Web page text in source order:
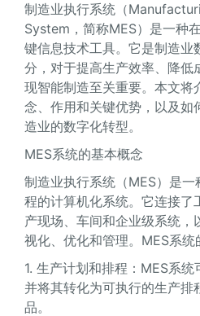
制造业执行系统（
System，简称MES）是一种
键信息技术工具。它是制造业
分，对于提高生产效率、降低
现智能制造至关重要。本文将
念、作用和关键优势，以及如
造业的数字化转型。
MES系统的基本概念
制造业执行系统（MES）是
程的计算机化系统。它连接了
产现场、车间和企业级系统，
视化、优化和管理。MES系统
1. 生产计划和排程：MES系统
并将其转化为可执行的生产排
品。